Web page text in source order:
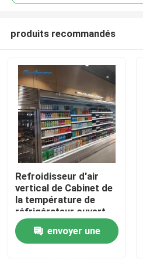
Maison
Produits
produits recommandés
Refroidisseur d'air
vertical de Cabinet de
la température de
réfrigérateur ouvert
simple d'affichage
envoyer une